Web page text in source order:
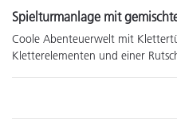
Spielturmanlage mit
Coole Abenteuerwelt mit
Kletterelementen und einer